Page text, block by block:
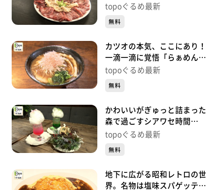
子店」（大崎市鳴子温泉湯
topoぐるめ最新
無料
カツオの本気、ここにあり！
一滴一滴に覚悟「らぁめん鰹
の本気 愛子店」（青葉区栗
topoぐるめ最新
無料
かわいいがぎゅっと詰まった
森で過ごすシアワセ時間
「TOTO’S CAFÉ」（青葉区
め】
topoぐるめ最新
無料
地下に広がる昭和レトロの世
界。名物は塩味スパゲッティ